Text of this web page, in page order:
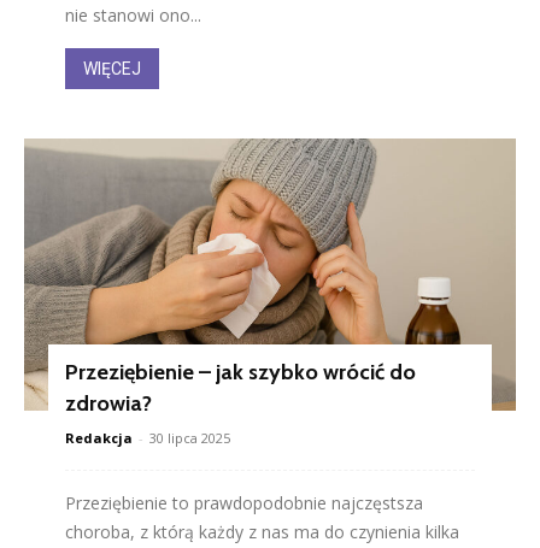
nie stanowi ono...
WIĘCEJ
Przeziębienie – jak szybko wrócić do
zdrowia?
Redakcja - 30 lipca 2025
Przeziębienie to prawdopodobnie najczęstsza
choroba, z którą każdy z nas ma do czynienia kilka